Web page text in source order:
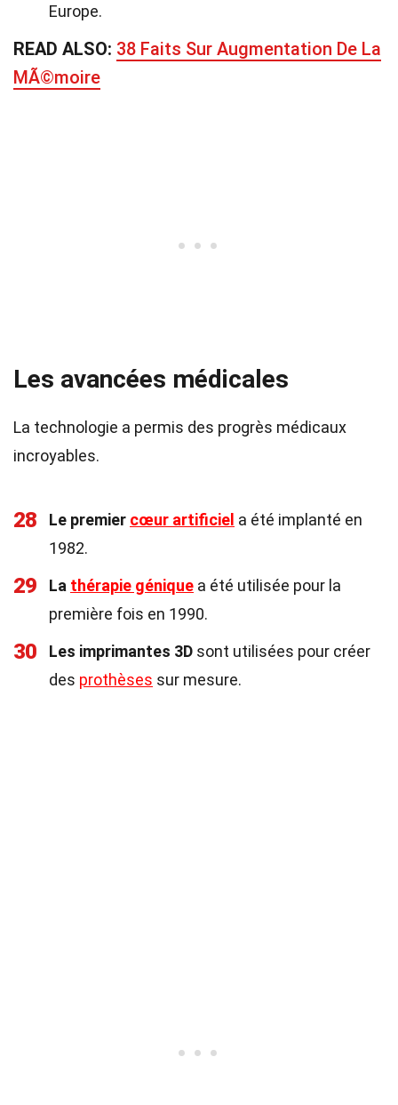
Europe.
READ ALSO: 38 Faits Sur Augmentation De La
MÃ©moire
Les avancées médicales
La technologie a permis des progrès médicaux
incroyables.
28 Le premier cœur artificiel a été implanté en
1982.
29 La thérapie génique a été utilisée pour la
première fois en 1990.
30 Les imprimantes 3D sont utilisées pour créer
des prothèses sur mesure.